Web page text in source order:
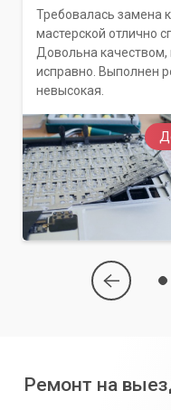
Требовалась замена
мастерской отлично
Довольна
исправно. Выполнен
невысокая.
Ремонт на